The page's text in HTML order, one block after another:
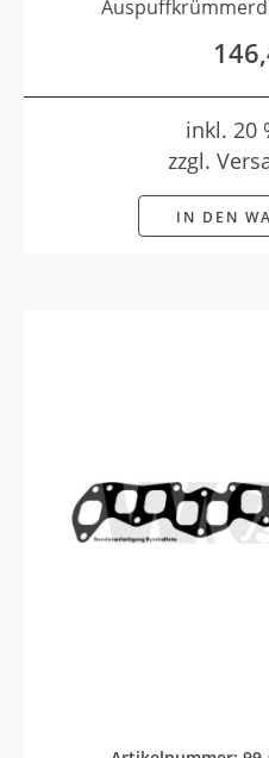
inkl. 20
zzgl.
IN DEN